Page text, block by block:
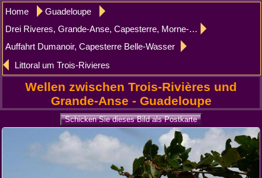
Home
Guadeloupe
Drei Riveres, Grande-Anse, Capesterre, Morne-à-l'Eau
Auffahrt Dumanoir, Capesterre Belle-Wasser
Littoral um Trois-Rivieres
Wellen zwischen Trois-Rivières und
Grande-Anse - Guadeloupe